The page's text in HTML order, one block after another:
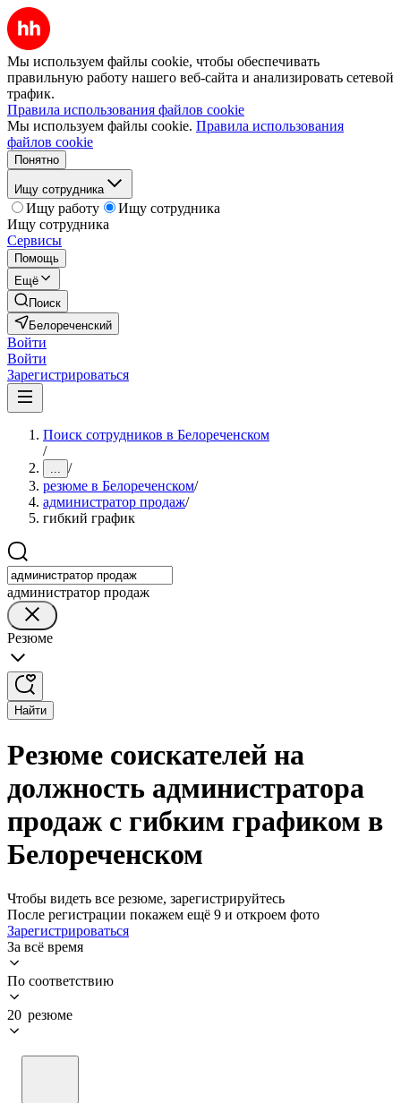
Мы используем файлы cookie, чтобы обеспечивать
правильную работу нашего веб-сайта и анализировать сетевой
трафик.
Правила использования файлов cookie
Мы используем файлы cookie. Правила использования
файлов cookie
Понятно
Ищу сотрудника
Ищу работу
Ищу сотрудника
Ищу сотрудника
Сервисы
Помощь
Ещё
Поиск
Белореченский
Войти
Войти
Зарегистрироваться
Поиск сотрудников в Белореченском
/
... /
резюме в Белореченском/
администратор продаж/
гибкий график
администратор продаж
Резюме
Найти
Резюме соискателей на
должность администратора
продаж с гибким графиком в
Белореченском
Чтобы видеть все резюме, зарегистрируйтесь
После регистрации покажем ещё 9 и откроем фото
Зарегистрироваться
За всё время
По соответствию
20 резюме